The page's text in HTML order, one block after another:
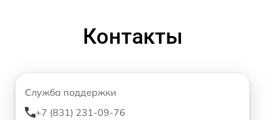
Контакты
Служба поддержки
+7 (831) 231-09-76